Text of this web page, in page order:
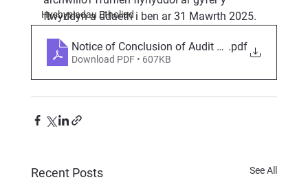
Hysbysiadau Etholiad
flwyddyn a ddaeth i ben ar 31 Mawrth 2025.
Notice of Conclusion of Audit 2025
.pdf
Download PDF • 607KB
Recent Posts See All